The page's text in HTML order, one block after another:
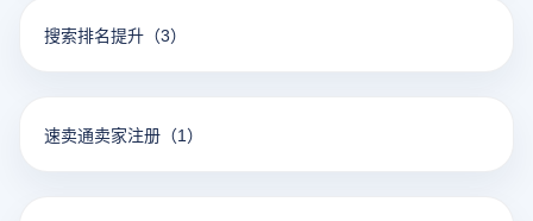
搜索排名提升 （3）
速卖通卖家注册 （1）